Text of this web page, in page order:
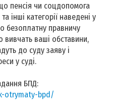
пенсія чи соцдопомога
інші категорії наведені у
безоплатну правничу
ваші обставини,
до суду заяву і
у суді.
БПД:
otrymaty-bpd/